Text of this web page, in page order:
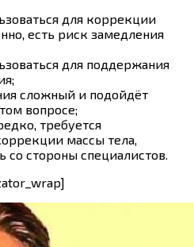
для коррекции
есть риск замедления
для поддержания
сложный и подойдёт
вопросе;
требуется
массы тела,
со стороны специалистов.